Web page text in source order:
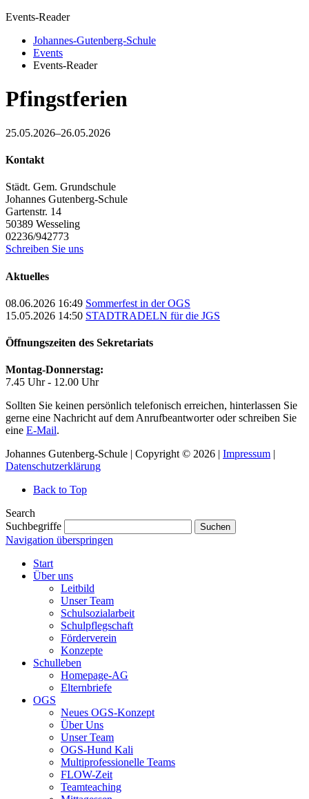
Events-Reader
Johannes-Gutenberg-Schule
Events
Events-Reader
Pfingstferien
25.05.2026–26.05.2026
Kontakt
Städt. Gem. Grundschule
Johannes Gutenberg-Schule
Gartenstr. 14
50389 Wesseling
02236/942773
Schreiben Sie uns
Aktuelles
08.06.2026 16:49 Sommerfest in der OGS
15.05.2026 14:50 STADTRADELN für die JGS
Öffnungszeiten des Sekretariats
Montag-Donnerstag:
7.45 Uhr - 12.00 Uhr
Sollten Sie keinen persönlich telefonisch erreichen, hinterlassen Sie
gerne eine Nachricht auf dem Anrufbeantworter oder schreiben Sie
eine E-Mail.
Johannes Gutenberg-Schule | Copyright © 2026 | Impressum
Datenschutzerklärung
Back to Top
Search
Suchbegriffe
Suchen
Navigation überspringen
Start
Über uns
Leitbild
Unser Team
Schulsozialarbeit
Schulpflegschaft
Förderverein
Konzepte
Schulleben
Homepage-AG
Elternbriefe
OGS
Neues OGS-Konzept
Über Uns
Unser Team
OGS-Hund Kali
Multiprofessionelle Teams
FLOW-Zeit
Teamteaching